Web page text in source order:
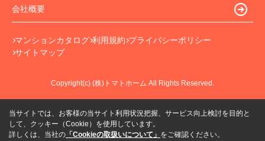
会社概要
マンションカタログ 利用規約 プライバシーポリシー
サイトマップ
Copyright(c) (株)トマトホーム All Rights Reserved.
当サイトでは、お客様の当サイト利用状況把握、サービス向上検討を目的と
して、クッキー（Cookie）を使用しています。
詳しくは、当社の 「Cookieの取扱いについて」 をご確認ください。